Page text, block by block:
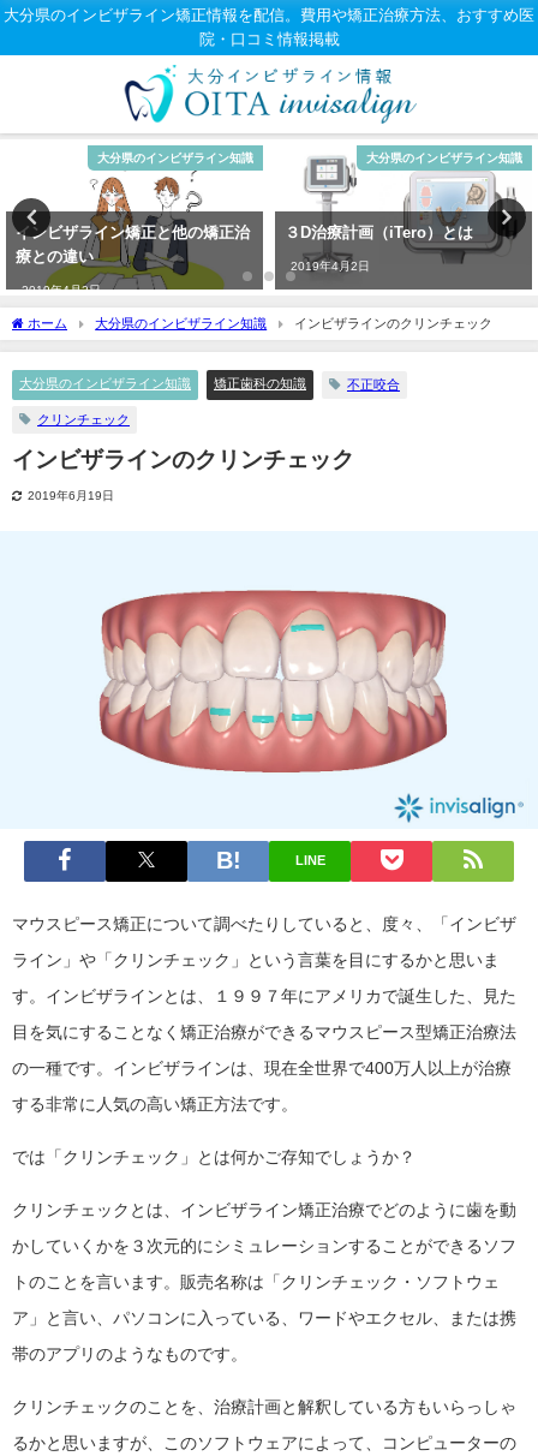
大分県のインビザライン矯正情報を配信。費用や矯正治療方法、おすすめ医
院・口コミ情報掲載
大分県のインビザライン知識
インビザライン矯正と他の矯正治
療との違い
2019年4月2日
大分県のインビザライン知識
３D治療計画（iTero）とは
2019年4月2日
ホーム 大分県のインビザライン知識 インビザラインのクリンチェック
大分県のインビザライン知識 矯正歯科の知識 不正咬合
クリンチェック
インビザラインのクリンチェック
2019年6月19日
LINE
マウスピース矯正について調べたりしていると、度々、「インビザ
ライン」や「クリンチェック」という言葉を目にするかと思いま
す。インビザラインとは、１９９７年にアメリカで誕生した、見た
目を気にすることなく矯正治療ができるマウスピース型矯正治療法
の一種です。インビザラインは、現在全世界で400万人以上が治療
する非常に人気の高い矯正方法です。
では「クリンチェック」とは何かご存知でしょうか？
クリンチェックとは、インビザライン矯正治療でどのように歯を動
かしていくかを３次元的にシミュレーションすることができるソフ
トのことを言います。販売名称は「クリンチェック・ソフトウェ
ア」と言い、パソコンに入っている、ワードやエクセル、または携
帯のアプリのようなものです。
クリンチェックのことを、治療計画と解釈している方もいらっしゃ
るかと思いますが、このソフトウェアによって、コンピューターの